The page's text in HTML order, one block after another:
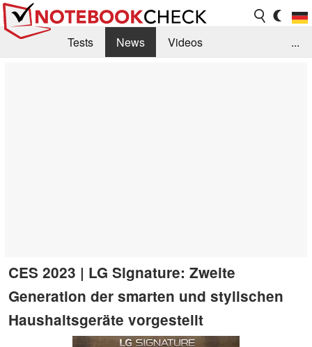
Tests News
Videos
...
CES 2023 | LG Signature: Zweite
Generation der smarten und stylischen
Haushaltsgeräte vorgestellt